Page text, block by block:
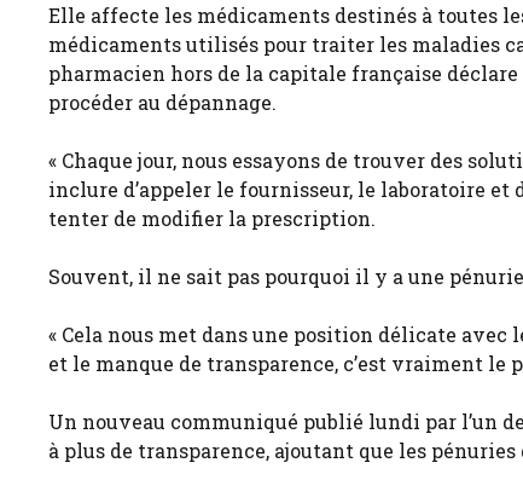
Elle affecte les médicaments destinés à toutes
médicaments utilisés pour traiter les maladies
pharmacien hors de la capitale française
procéder au dépannage.
« Chaque jour, nous essayons de trouver des
inclure d’appeler le fournisseur, le laboratoire
tenter de modifier la prescription.
Souvent, il ne sait pas pourquoi il y a une
« Cela nous met dans une position délicate
et le manque de transparence, c’est vraiment le
Un nouveau communiqué publié lundi par l’un
à plus de transparence, ajoutant que les